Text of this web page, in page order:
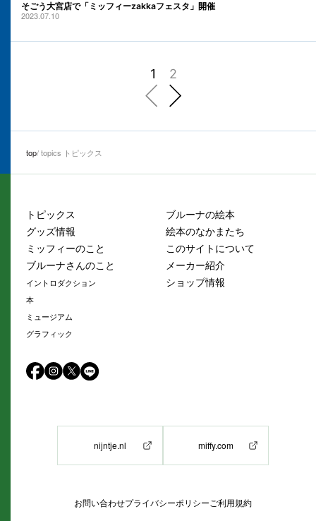
そごう大宮店で「ミッフィーzakkaフェスタ」開催
2023.07.10
1 2
前へ 次へ
top topics トピックス
トピックス
グッズ情報
ミッフィーのこと
ブルーナさんのこと
イントロダクション
本
ミュージアム
グラフィック
ブルーナの絵本
絵本のなかまたち
このサイトについて
メーカー紹介
ショップ情報
nijntje.nl miffy.com
お問い合わせプライバシーポリシー ご利用規約